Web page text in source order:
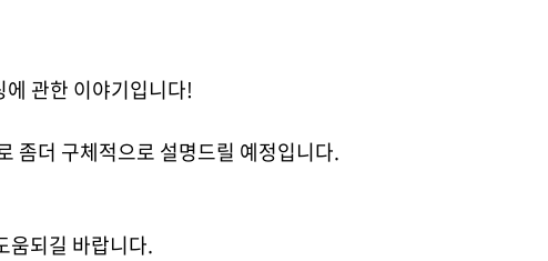
관한 이야기입니다!
좀더 구체적으로 설명드릴 예정입니다.
움되길 바랍니다.